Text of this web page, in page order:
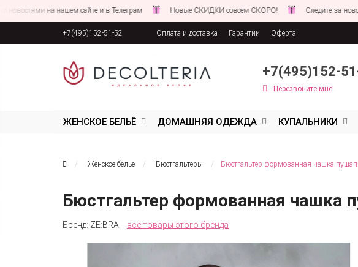
на нашем сайте и в Телеграм Новые СКИДКИ совсем СКОРО! Следите за новостями
+7(495)152-51-52 Оплата и доставка Гарантии Оферта
+7(495)152-
Перезвоните мне!
ЖЕНСКОЕ БЕЛЬЁ ДОМАШНЯЯ ОДЕЖДА КУПАЛЬНИКИ
Женское белье Бюстгальтеры Бюстгальтер формованная чашка
Бюстгальтер формованная чашка
Бренд: ZE:BRA все товары этого бренда